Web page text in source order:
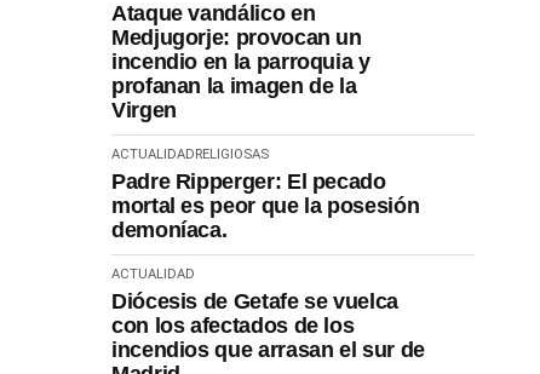
Ataque vandálico en
Medjugorje: provocan un
incendio en la parroquia y
profanan la imagen de la
Virgen
ACTUALIDADRELIGIOSAS
Padre Ripperger: El pecado
mortal es peor que la posesión
demoníaca.
ACTUALIDAD
Diócesis de Getafe se vuelca
con los afectados de los
incendios que arrasan el sur de